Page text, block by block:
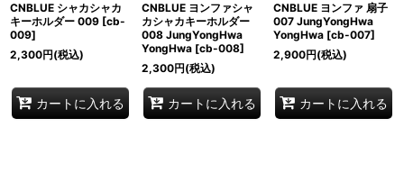
CNBLUE シャカシャカ
キーホルダー 009 [cb-
009]
2,300円(税込)
カートに入れる
CNBLUE ヨンファシャ
カシャカキーホルダー
008 JungYongHwa
YongHwa [cb-008]
2,300円(税込)
カートに入れる
CNBLUE ヨンファ 扇子
007 JungYongHwa
YongHwa [cb-007]
2,900円(税込)
カートに入れる